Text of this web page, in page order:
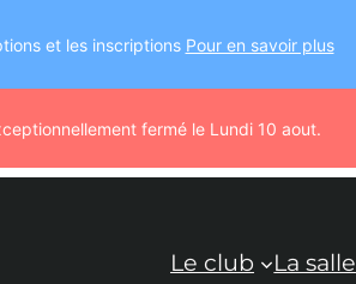
Le club La salle
et les inscriptions Pour en savoir plus
fermé le Lundi 10 aout.